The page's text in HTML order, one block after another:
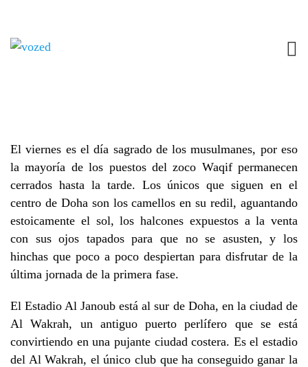
El viernes es el día sagrado de los musulmanes, por eso
la mayoría de los puestos del zoco Waqif permanecen
cerrados hasta la tarde. Los únicos que siguen en el
centro de Doha son los camellos en su redil, aguantando
estoicamente el sol, los halcones expuestos a la venta
con sus ojos tapados para que no se asusten, y los
hinchas que poco a poco despiertan para disfrutar de la
última jornada de la primera fase.
El Estadio Al Janoub está al sur de Doha, en la ciudad de
Al Wakrah, un antiguo puerto perlífero que se está
convirtiendo en una pujante ciudad costera. Es el estadio
del Al Wakrah, el único club que ha conseguido ganar la